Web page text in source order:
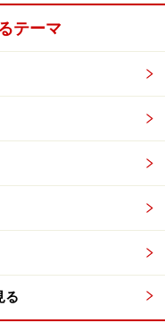
れ）
紹介したこともある
発芽玄米やライ麦を
ワール(黒）、ブラン
の名前がつくところ
しいセンスです。
テーマ
る